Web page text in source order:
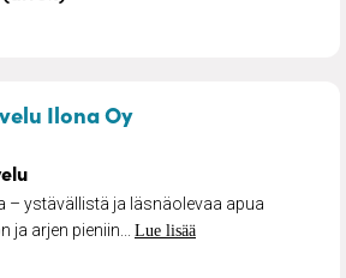
Ilona Oy– Hoiva-
– ystävällistä ja läsnäolevaa apua
ja arjen pieniin... Lue lisää